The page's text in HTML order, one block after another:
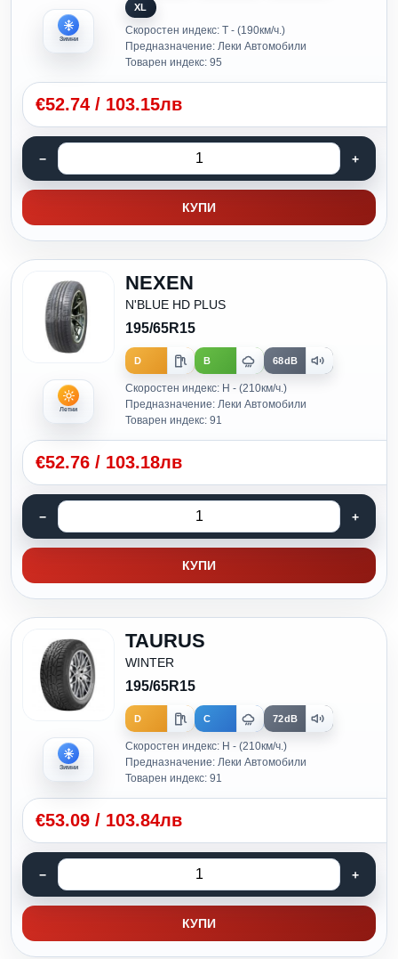
Зимни
XL
Скоростен индекс: T - (190км/ч.)
Предназначение: Леки Автомобили
Товарен индекс: 95
€52.74 / 103.15лв
КУПИ
Летни
NEXEN
N'BLUE HD PLUS
195/65R15
D B 68dB
Скоростен индекс: H - (210км/ч.)
Предназначение: Леки Автомобили
Товарен индекс: 91
€52.76 / 103.18лв
КУПИ
Зимни
TAURUS
WINTER
195/65R15
D C 72dB
Скоростен индекс: H - (210км/ч.)
Предназначение: Леки Автомобили
Товарен индекс: 91
€53.09 / 103.84лв
КУПИ